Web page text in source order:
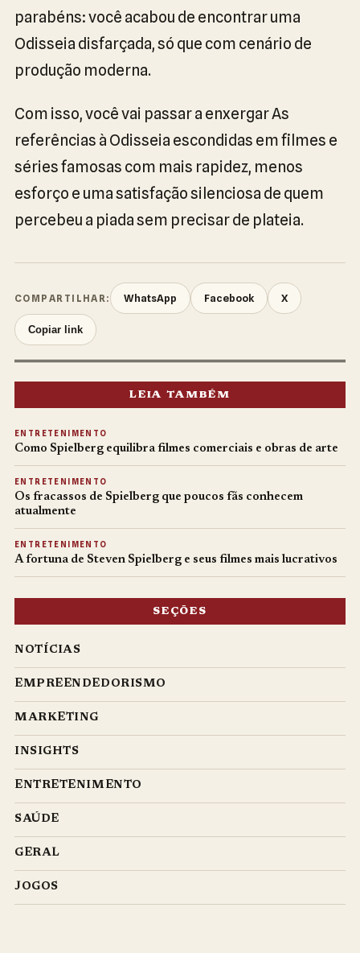
parabéns: você acabou de encontrar uma
Odisseia disfarçada, só que com cenário de
produção moderna.
Com isso, você vai passar a enxergar As
referências à Odisseia escondidas em filmes e
séries famosas com mais rapidez, menos
esforço e uma satisfação silenciosa de quem
percebeu a piada sem precisar de plateia.
COMPARTILHAR: WhatsApp Facebook X
Copiar link
LEIA TAMBÉM
ENTRETENIMENTO
Como Spielberg equilibra filmes comerciais e obras de arte
ENTRETENIMENTO
Os fracassos de Spielberg que poucos fãs conhecem
atualmente
ENTRETENIMENTO
A fortuna de Steven Spielberg e seus filmes mais lucrativos
SEÇÕES
NOTÍCIAS
EMPREENDEDORISMO
MARKETING
INSIGHTS
ENTRETENIMENTO
SAÚDE
GERAL
JOGOS